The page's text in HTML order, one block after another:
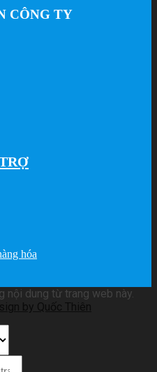
CÔNG TY
hóa
nội dung từ trang web này.
by Quốc Thiên